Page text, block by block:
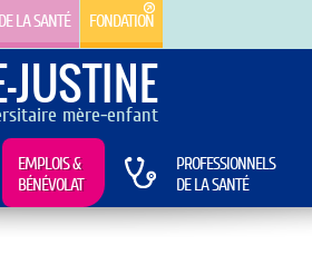
LA SANTÉ FONDATION
JUSTINE
mère-enfant
EMPLOIS &
BÉNÉVOLAT
PROFESSIONNELS
DE LA SANTÉ